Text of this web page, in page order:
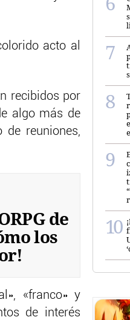
acto al
recibidos por
algo más de
reuniones,
de
los
«franco» y
de interés